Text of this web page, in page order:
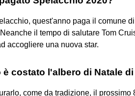
quest'anno paga il comune
il tempo di salutare Tom
accogliere una nuova star.
è costato l'albero di Natale
come da tradizione, il